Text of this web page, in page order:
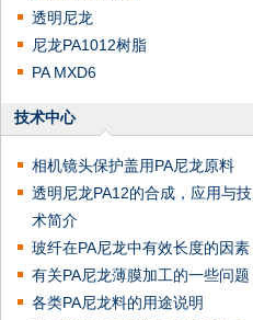
透明尼龙
尼龙PA1012树脂
PA MXD6
技术中心
相机镜头保护盖用PA尼龙原料
透明尼龙PA12的合成，应用与技
术简介
玻纤在PA尼龙中有效长度的因素
有关PA尼龙薄膜加工的一些问题
各类PA尼龙料的用途说明